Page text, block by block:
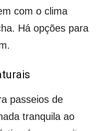
com o clima
Há opções para
passeios de
tranquila ao